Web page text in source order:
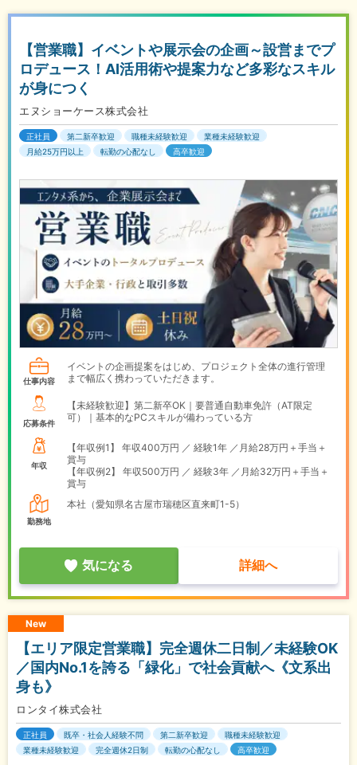
【営業職】イベントや展示会の企画～設営までプ
ロデュース！AI活用術や提案力など多彩なスキル
が身につく
エヌショーケース株式会社
正社員 第二新卒歓迎 職種未経験歓迎
業種未経験歓迎
月給25万円以上
転勤の心配なし 高卒歓迎
仕事内容
イベントの企画提案をはじめ、プロジェクト全体の進行管理
まで幅広く携わっていただきます。
応募条件
【未経験歓迎】第二新卒OK｜要普通自動車免許（AT限定
可）｜基本的なPCスキルが備わっている方
年収
【年収例1】
年収400万円 ／ 経験1年 ／月給28万円＋手当＋
賞与
【年収例2】
年収500万円 ／ 経験3年 ／月給32万円＋手当＋
賞与
勤務地
本社（愛知県名古屋市瑞穂区直来町1-5）
気になる 詳細へ
New
【エリア限定営業職】完全週休二日制／未経験OK
／国内No.1を誇る「緑化」で社会貢献へ《文系出
身も》
ロンタイ株式会社
正社員 既卒・社会人経験不問 第二新卒歓迎
職種未経験歓迎
業種未経験歓迎
完全週休2日制 転勤の心配なし 高卒歓迎